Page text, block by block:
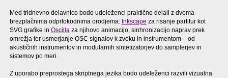
Med tridnevno delavnico bodo udeleženci praktično delali z dvema
brezplačnima odprtokodnima orodjema: Inkscape za risanje partitur kot
SVG grafike in Oscillaza njihovo animacijo, sinhronizacijo naprav prek
omrežja ter usmerjanje OSC signalov k zvoku in instrumentom – od
akustičnih instrumentov in modularnih sintetizatorjev do samplerjev in
sistemov po meri.
Z uporabo preprostega skriptnega jezika bodo udeleženci razvili vizualna